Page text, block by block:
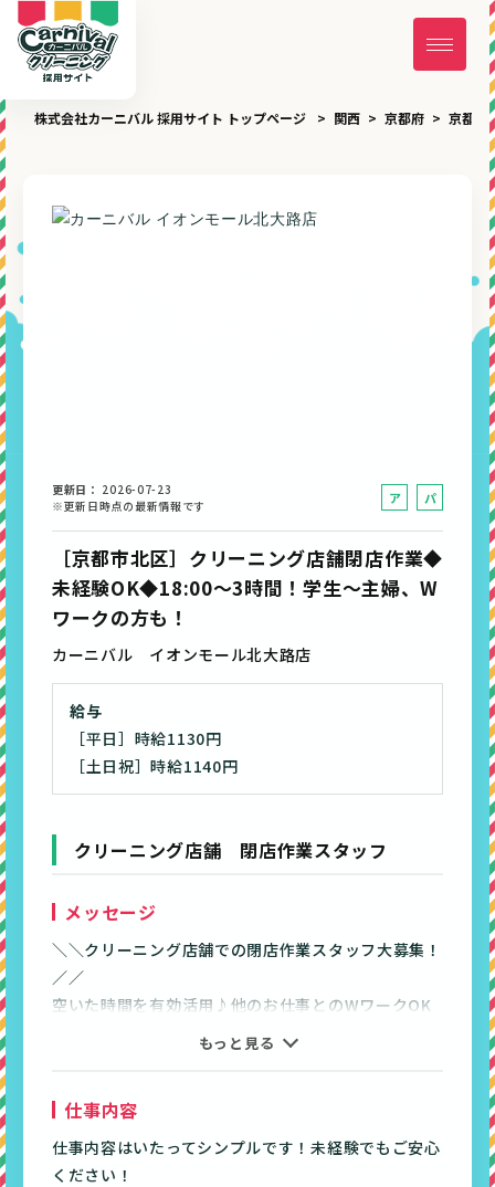
株式会社カーニバル 採用サイト トップページ 関西 京都府 京都市
更新日
2026-07-23
※更新日時点の最新情報です
ア
バ
イ
ト
パ
ト
［京都市北区］クリーニング店舗閉店作業◆
未経験OK◆18:00～3時間！学生～主婦、W
ワークの方も！
カーニバル イオンモール北大路店
給与
［平日］時給1130円
［土日祝］時給1140円
クリーニング店舗 閉店作業スタッフ
メッセージ
＼＼クリーニング店舗での閉店作業スタッフ大募集！
／／
空いた時間を有効活用♪他のお仕事とのWワークOK
大学生さん・専門学生さん・
主婦（夫）の方やフリーターさん
幅広く活躍中！
もっと見る
仕事内容
仕事内容はいたってシンプルです！未経験でもご安心
ください！